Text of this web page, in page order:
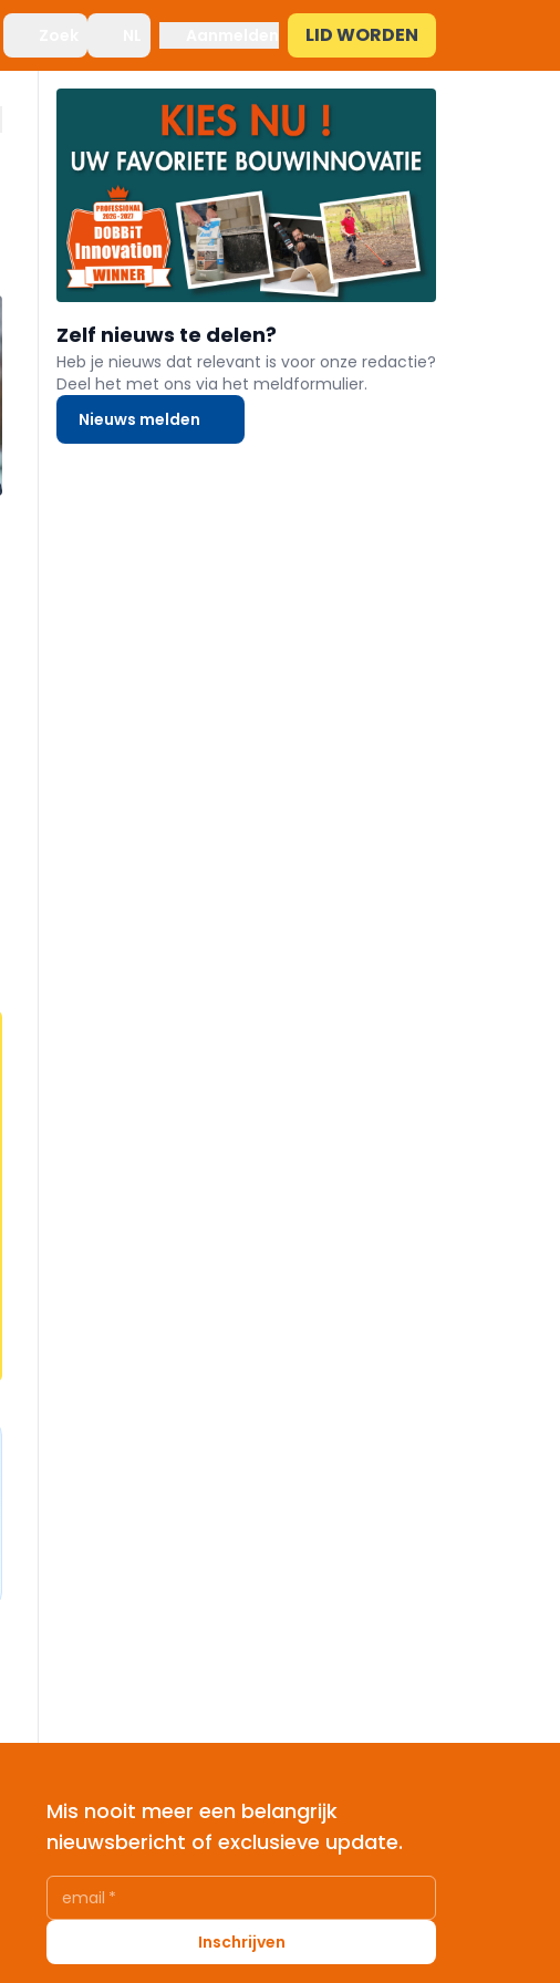
LID WORDEN
Zelf nieuws te delen?
Heb je nieuws dat relevant is voor onze redactie?
Deel het met ons via het meldformulier.
Nieuws melden
Mis nooit meer een belangrijk
nieuwsbericht of exclusieve update.
email *
Inschrijven